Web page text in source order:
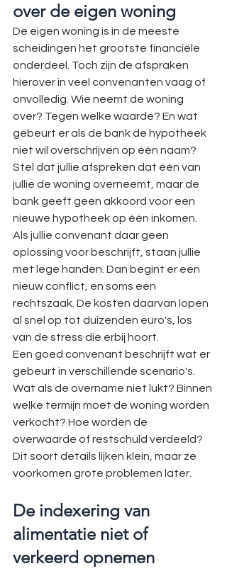
over de eigen woning
De eigen woning is in de meeste
scheidingen het grootste financiële
onderdeel. Toch zijn de afspraken
hierover in veel convenanten vaag of
onvolledig. Wie neemt de woning
over? Tegen welke waarde? En wat
gebeurt er als de bank de hypotheek
niet wil overschrijven op één naam?
Stel dat jullie afspreken dat één van
jullie de woning overneemt, maar de
bank geeft geen akkoord voor een
nieuwe hypotheek op één inkomen.
Als jullie convenant daar geen
oplossing voor beschrijft, staan jullie
met lege handen. Dan begint er een
nieuw conflict, en soms een
rechtszaak. De kosten daarvan lopen
al snel op tot duizenden euro's, los
van de stress die erbij hoort.
Een goed convenant beschrijft wat er
gebeurt in verschillende scenario's.
Wat als de overname niet lukt? Binnen
welke termijn moet de woning worden
verkocht? Hoe worden de
overwaarde of restschuld verdeeld?
Dit soort details lijken klein, maar ze
voorkomen grote problemen later.
De indexering van
alimentatie niet of
verkeerd opnemen